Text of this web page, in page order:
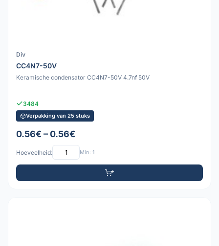
Div
CC4N7-50V
Keramische condensator CC4N7-50V 4.7nf 50V
3484
Verpakking van 25 stuks
0.56€ – 0.56€
Hoeveelheid: Min: 1